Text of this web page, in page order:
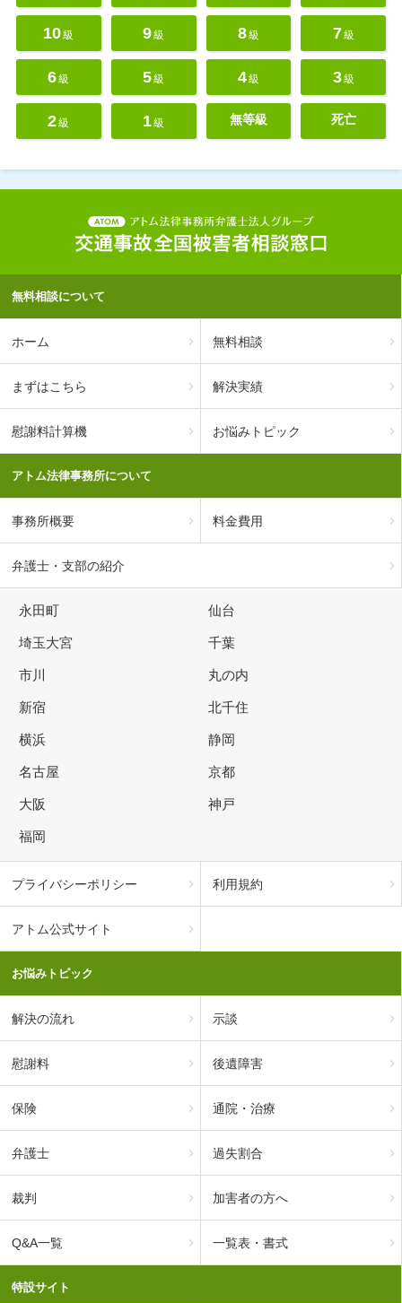
10級 9級 8級 7級
6級 5級 4級 3級
2級 1級 無等級 死亡
無料相談について
ホーム 無料相談
まずはこちら 解決実績
慰謝料計算機 お悩みトピック
アトム法律事務所について
事務所概要 料金費用
弁護士・支部の紹介
永田町 仙台
埼玉大宮 千葉
市川 丸の内
新宿 北千住
横浜 静岡
名古屋 京都
大阪 神戸
福岡
プライバシーポリシー 利用規約
アトム公式サイト
お悩みトピック
解決の流れ 示談
慰謝料 後遺障害
保険 通院・治療
弁護士 過失割合
裁判 加害者の方へ
Q&A一覧 一覧表・書式
特設サイト